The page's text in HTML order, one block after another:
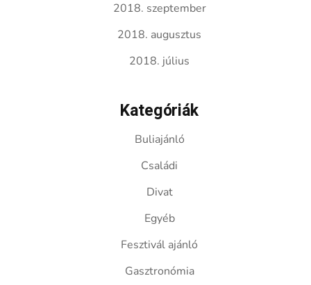
2018. szeptember
2018. augusztus
2018. július
Kategóriák
Buliajánló
Családi
Divat
Egyéb
Fesztivál ajánló
Gasztronómia